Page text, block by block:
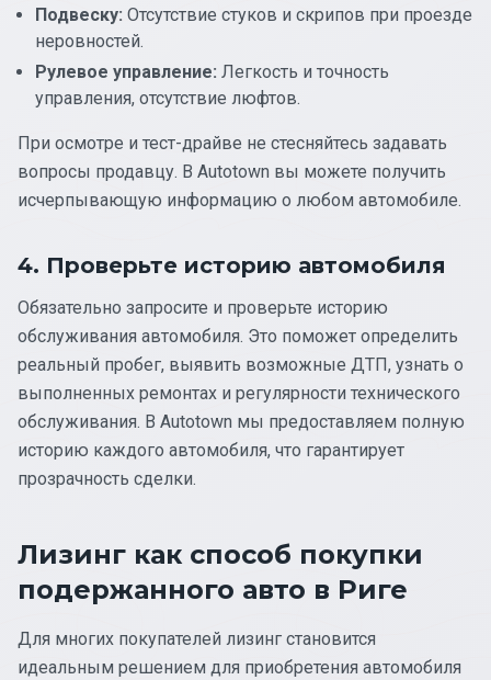
Подвеску: Отсутствие стуков и скрипов при проезде
неровностей.
Рулевое управление: Легкость и точность
управления, отсутствие люфтов.
При осмотре и тест-драйве не стесняйтесь задавать
вопросы продавцу. В Autotown вы можете получить
исчерпывающую информацию о любом автомобиле.
4. Проверьте историю автомобиля
Обязательно запросите и проверьте историю
обслуживания автомобиля. Это поможет определить
реальный пробег, выявить возможные ДТП, узнать о
выполненных ремонтах и регулярности технического
обслуживания. В Autotown мы предоставляем полную
историю каждого автомобиля, что гарантирует
прозрачность сделки.
Лизинг как способ покупки
подержанного авто в Риге
Для многих покупателей лизинг становится
идеальным решением для приобретения автомобиля